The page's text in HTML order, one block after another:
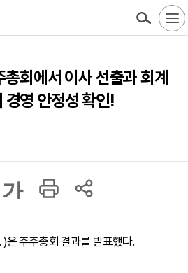
회에서 이사 선출과 회계
경영 안정성 확인!
가
은 주주총회 결과를 발표했다.